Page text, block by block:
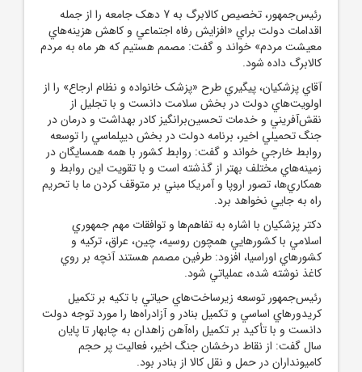
رئيس‌جمهور، تخصيص کالابرگ به 7 دهک جامعه را از جمله
اقدامات دولت براي «افزايش رفاه اجتماعي و کاهش هزينه‌هاي
معيشت مردم» خواند و گفت: مصمم هستيم که هر ماه به مردم
کالابرگ داده شود.
آقاي پزشکيان، پيگيري طرح «پزشک خانواده و نظام ارجاع» را از
اولويت‌هاي دولت در بخش سلامت دانست و با تجليل از
نقش‌آفريني و خدمات تحسين‌برانگيز کادر بهداشت و درمان در
جنگ تحميلي اخير، برنامه دولت در بخش ديپلماسي را توسعه
روابط خارجي خواند و گفت: روابط کشور با همه همسايگان در
زمينه‌هاي مختلف بهتر از گذشته است و با تقويت اين روابط و
همکاري‌ها، تصور اروپا و آمريکا مبني بر متوقف کردن ما با تحريم
راه به جايي نخواهد برد.
دکتر پزشکيان با اشاره به تفاهم‌ها و توافقات مهم جمهوري
اسلامي با کشورهايي همچون روسيه، چين، عراق، ترکيه و
کشورهاي اوراسيا، افزود: طرفين مصمم هستند آنچه بر روي
کاغذ نوشته شده، عملياتي شود.
رئيس‌جمهور توسعه زيرساخت‌هاي حياتي با تکيه بر تکميل
کريدورهاي اساسي و تکميل بنادر و آزادراه‌ها را مورد توجه دولت
دانست و با تأکيد بر تکميل راه‌آهن زاهدان به چابهار تا پايان
سال گفت: از نقاط درخشان جنگ اخير، فعاليت پر حجم
کاميونداران در حمل و نقل کالا از بنادر بود.